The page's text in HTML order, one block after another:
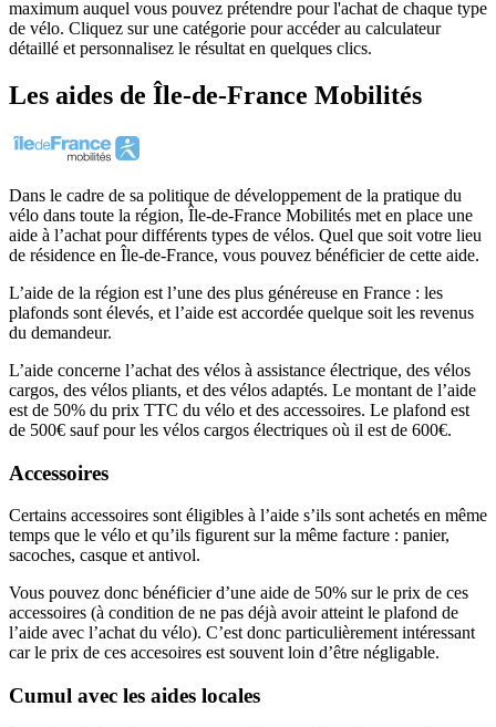
maximum auquel vous pouvez prétendre pour l'achat de chaque type
de vélo. Cliquez sur une catégorie pour accéder au calculateur
détaillé et personnalisez le résultat en quelques clics.
Les aides de Île-de-France Mobilités
Dans le cadre de sa politique de développement de la pratique du
vélo dans toute la région, Île-de-France Mobilités met en place une
aide à l’achat pour différents types de vélos. Quel que soit votre lieu
de résidence en Île-de-France, vous pouvez bénéficier de cette aide.
L’aide de la région est l’une des plus généreuse en France : les
plafonds sont élevés, et l’aide est accordée quelque soit les revenus
du demandeur.
L’aide concerne l’achat des vélos à assistance électrique, des vélos
cargos, des vélos pliants, et des vélos adaptés. Le montant de l’aide
est de 50% du prix TTC du vélo et des accessoires. Le plafond est
de 500€ sauf pour les vélos cargos électriques où il est de 600€.
Accessoires
Certains accessoires sont éligibles à l’aide s’ils sont achetés en même
temps que le vélo et qu’ils figurent sur la même facture : panier,
sacoches, casque et antivol.
Vous pouvez donc bénéficier d’une aide de 50% sur le prix de ces
accessoires (à condition de ne pas déjà avoir atteint le plafond de
l’aide avec l’achat du vélo). C’est donc particulièrement intéressant
car le prix de ces accesoires est souvent loin d’être négligable.
Cumul avec les aides locales